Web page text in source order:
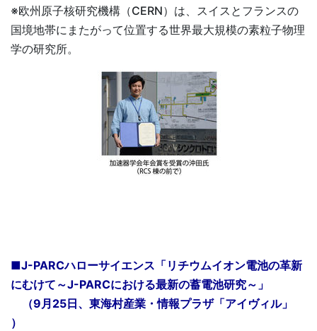
※欧州原子核研究機構（CERN）は、スイスとフランスの
国境地帯にまたがって位置する世界最大規模の素粒子物理
学の研究所。
■J-PARCハローサイエンス「リチウムイオン電池の革新
にむけて～J-PARCにおける最新の蓄電池研究～」
（9月25日、東海村産業・情報プラザ「アイヴィル」
）